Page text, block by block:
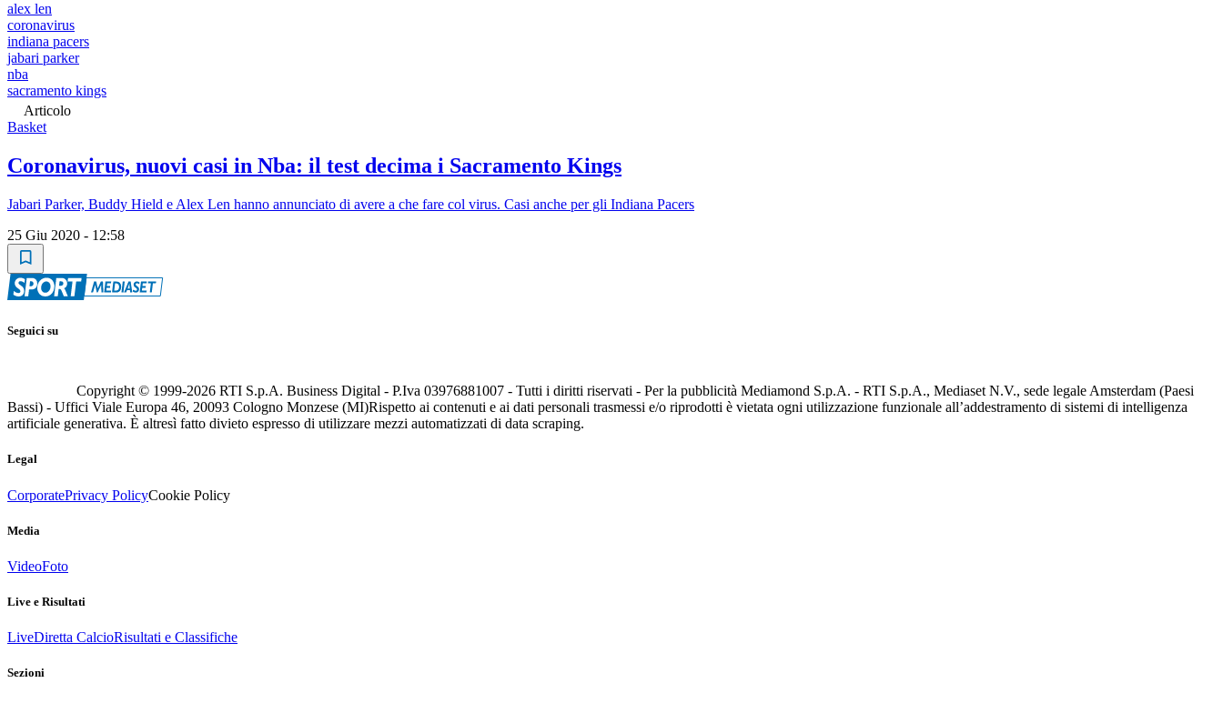
alex len
coronavirus
indiana pacers
jabari parker
nba
sacramento kings
Articolo
Basket
Coronavirus, nuovi casi in Nba: il test decima i Sacramento Kings
Jabari Parker, Buddy Hield e Alex Len hanno annunciato di avere a che fare col virus. Casi anche per gli Indiana Pacers
25 Giu 2020 - 12:58
Seguici su
Copyright © 1999-2026 RTI S.p.A. Business Digital - P.Iva 03976881007 - Tutti i diritti riservati - Per la pubblicità Mediamond S.p.A. - RTI S.p.A., Mediaset N.V., sede legale Amsterdam (Paesi
Bassi) - Uffici Viale Europa 46, 20093 Cologno Monzese (MI)Rispetto ai contenuti e ai dati personali trasmessi e/o riprodotti è vietata ogni utilizzazione funzionale all’addestramento di sistemi di intelligenza
artificiale generativa. È altresì fatto divieto espresso di utilizzare mezzi automatizzati di data scraping.
Legal
CorporatePrivacy PolicyCookie Policy
Media
VideoFoto
Live e Risultati
LiveDiretta CalcioRisultati e Classifiche
Sezioni